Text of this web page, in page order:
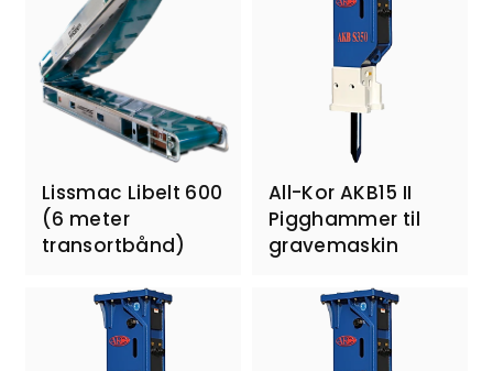
Lissmac Libelt 600
(6 meter
transortbånd)
All-Kor AKB15 II
Pigghammer til
gravemaskin